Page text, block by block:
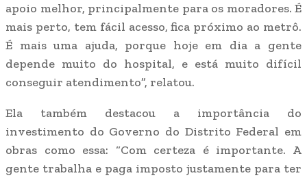
apoio melhor, principalmente para os moradores. É
mais perto, tem fácil acesso, fica próximo ao metrô.
É mais uma ajuda, porque hoje em dia a gente
depende muito do hospital, e está muito difícil
conseguir atendimento”, relatou.
Ela também destacou a importância do
investimento do Governo do Distrito Federal em
obras como essa: “Com certeza é importante. A
gente trabalha e paga imposto justamente para ter